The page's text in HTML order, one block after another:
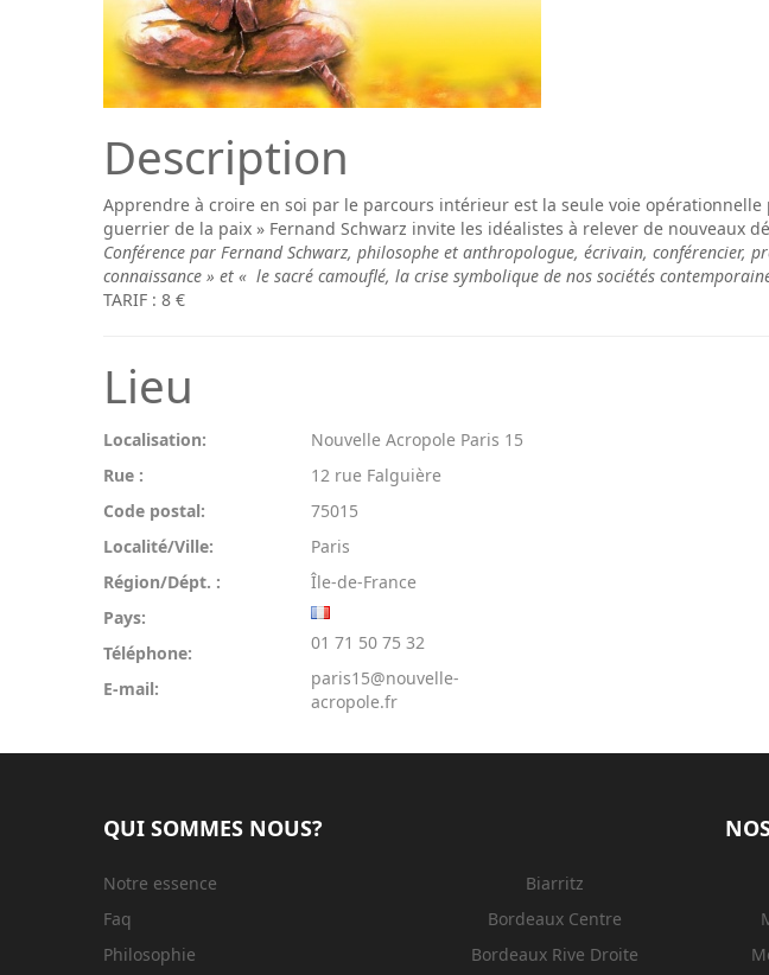
Description
Apprendre à croire en soi par le parcours intérieur est la seule voie
guerrier de la paix » Fernand Schwarz invite les idéalistes à relever de nouveaux
Conférence par Fernand Schwarz, philosophe et anthropologue, écrivain, conférencier,
connaissance » et « le sacré camouflé, la crise symbolique de nos sociétés
TARIF : 8 €
Lieu
Localisation:
Nouvelle Acropole Paris 15
Rue :
12 rue Falguière
Code postal:
75015
Localité/Ville:
Paris
Région/Dépt. :
Île-de-France
Pays:
Téléphone:
01 71 50 75 32
E-mail:
paris15@nouvelle-
acropole.fr
QUI SOMMES NOUS?
Notre essence
Faq
Philosophie
Biarritz
Bordeaux Centre
Bordeaux Rive Droite